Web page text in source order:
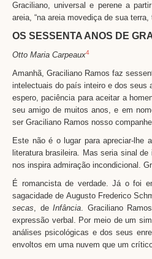
Graciliano, universal e perene a
areia, “na areia movediça de sua
OS SESSENTA ANOS DE
Otto Maria Carpeaux4
Amanhã, Graciliano Ramos faz
intelectuais do país inteiro e dos seus
espero, paciência para aceitar a
seu amigo de muitos anos, e em
ser Graciliano Ramos nosso
Este não é o lugar para apreciar-lhe
literatura brasileira. Mas seria sinal
nos inspira admiração incondicional.
É romancista de verdade. Já o foi
sagacidade de Augusto Frederico
secas, deInfância. Graciliano
expressão verbal. Por meio de um
análises psicológicas e dos seus
envoltos em uma nuvem que um